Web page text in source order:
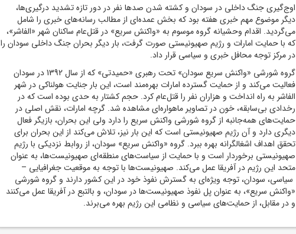
اوج‌گیری جنگ داخلی در سودان و کشته شدن صدها نفر در دور تازه تشدید درگیری‌ها،
دیگر موضوع مهم خبری هفته بود که بخش عمده‌ای از مطالب رسانه‌های خبری را شامل
می‌گردید. اقدام وحشیانه‌ گروه موسوم به «واکنش سریع» در قتل‌عام ساکنان شهر «الفاشر»،
که با حمایت امارات و رژیم صهیونیستی صورت گرفت، بار دیگر بحران جنگ داخلی سودان را
در مرکز توجه محافل خبری و سیاسی قرار داد.
گروه شورشی «واکنش سریع سودان» تحت رهبری «حمیدتی» که از سال 1392 در سودان
فعالیت می‌کند و از حمایت گسترده امارات بهره‌مند است، این بار جنایت هولناکی در شهر
الفاشر به راه انداخت و هزاران نفر را قتل‌عام کرد. حجم کشتار به حدی بوده است که در
رخدادی بی‌سابقه، خون در تصاویر ماهواره‌ای مشاهده شد. گرچه امارات، نقش اصلی در
حمایت‌های همه‌جانبه از گروه شورشی واکنش سریع را دارد ولی این بحران، بازیگر فعال
دیگری دارد و آن رژیم صهیونیستی است که این بار نیز، تلاش می‌کند از این بحران برای
تحقق اهداف اشغالگرانه بهره ببرد. گروه «واکنش سریع» سودان، از روابط نزدیکی با رژیم
صهیونیستی برخوردار است و با حمایت از سیاست‌های منطقه‌ای صهیونیست‌ها، به عنوان
متحد این رژیم در آفریقا عمل می‌کند. صهیونیست‌ها با توجه به موقعیت جغرافیایی –
سیاسی، سودان، توجه‌ ویژه‌ای به گسترش نفوذ خود در این کشور دارند و گروه شورشی
«واکنش سریع»، به عنوان پل نفوذ صهیونیست‌ها در سودان، و بالتبع در آفریقا عمل می‌کنند
و در مقابل، از حمایت‌های سیاسی و نظامی این رژیم بهره می‌برند.